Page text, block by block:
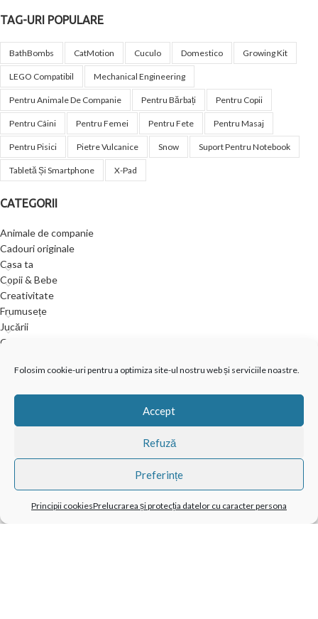
Folosim cookie-uri pentru a optimiza site-ul nostru web și serviciile noastre.
Accept
Refuză
Preferințe
Principii cookiesPrelucrarea și protecția datelor cu caracter persona
TAG-URI POPULARE
BathBombs CatMotion Cuculo Domestico Growing Kit
LEGO Compatibil Mechanical Engineering
Pentru Animale De Companie Pentru Bărbați Pentru Copii
Pentru Câini Pentru Femei Pentru Fete Pentru Masaj
Pentru Pisici Pietre Vulcanice Snow Suport Pentru Notebook
Tabletă Și Smartphone X-Pad
CATEGORII
Animale de companie
Cadouri originale
Casa ta
Copii & Bebe
Creativitate
Frumusețe
Jucării
Outdoor
VISO TRADE s.r.o.
info@cadourifantastice.ro